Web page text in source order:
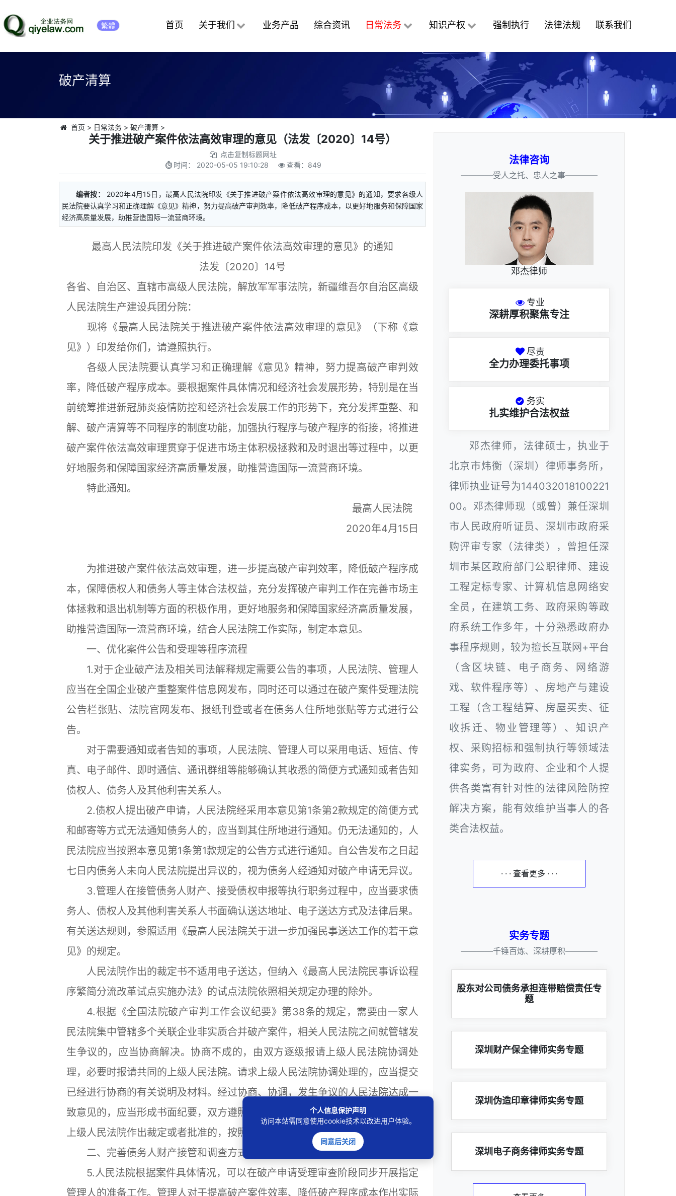
繁體 首页 关于我们 业务产品 综合资讯 日常法务 知识产权 强制执行 法律法规 联系我们
破产清算
首页 > 日常法务> 破产清算>
关于推进破产案件依法高效审理的意见（法发〔2020〕14号）
点击复制标题网址
时间： 2020-05-05 19:10:28 查看： 849
编者按：
2020年4月15日，最高人民法院印发《关于推进破产案件依法高效审理的意见》的通知，要求各级人
民法院要认真学习和正确理解《意见》精神，努力提高破产审判效率，降低破产程序成本，以更好地服务和保障国家
经济高质量发展，助推营造国际一流营商环境。
最高人民法院印发《关于推进破产案件依法高效审理的意见》的通知
法发〔2020〕14号
各省、自治区、直辖市高级人民法院，解放军军事法院，新疆维吾尔自治区高级
人民法院生产建设兵团分院：
现将《最高人民法院关于推进破产案件依法高效审理的意见》（下称《意
见》）印发给你们，请遵照执行。
各级人民法院要认真学习和正确理解《意见》精神，努力提高破产审判效
率，降低破产程序成本。要根据案件具体情况和经济社会发展形势，特别是在当
前统筹推进新冠肺炎疫情防控和经济社会发展工作的形势下，充分发挥重整、和
解、破产清算等不同程序的制度功能，加强执行程序与破产程序的衔接，将推进
破产案件依法高效审理贯穿于促进市场主体积极拯救和及时退出等过程中，以更
好地服务和保障国家经济高质量发展，助推营造国际一流营商环境。
特此通知。
最高人民法院
2020年4月15日
为推进破产案件依法高效审理，进一步提高破产审判效率，降低破产程序成
本，保障债权人和债务人等主体合法权益，充分发挥破产审判工作在完善市场主
体拯救和退出机制等方面的积极作用，更好地服务和保障国家经济高质量发展，
助推营造国际一流营商环境，结合人民法院工作实际，制定本意见。
一、优化案件公告和受理等程序流程
1.对于企业破产法及相关司法解释规定需要公告的事项，人民法院、管理人
应当在全国企业破产重整案件信息网发布，同时还可以通过在破产案件受理法院
公告栏张贴、法院官网发布、报纸刊登或者在债务人住所地张贴等方式进行公
告。
对于需要通知或者告知的事项，人民法院、管理人可以采用电话、短信、传
真、电子邮件、即时通信、通讯群组等能够确认其收悉的简便方式通知或者告知
债权人、债务人及其他利害关系人。
2.债权人提出破产申请，人民法院经采用本意见第1条第2款规定的简便方式
和邮寄等方式无法通知债务人的，应当到其住所地进行通知。仍无法通知的，人
民法院应当按照本意见第1条第1款规定的公告方式进行通知。自公告发布之日起
七日内债务人未向人民法院提出异议的，视为债务人经通知对破产申请无异议。
3.管理人在接管债务人财产、接受债权申报等执行职务过程中，应当要求债
务人、债权人及其他利害关系人书面确认送达地址、电子送达方式及法律后果。
有关送达规则，参照适用《最高人民法院关于进一步加强民事送达工作的若干意
见》的规定。
人民法院作出的裁定书不适用电子送达，但纳入《最高人民法院民事诉讼程
序繁简分流改革试点实施办法》的试点法院依照相关规定办理的除外。
4.根据《全国法院破产审判工作会议纪要》第38条的规定，需要由一家人
民法院集中管辖多个关联企业非实质合并破产案件，相关人民法院之间就管辖发
生争议的，应当协商解决。协商不成的，由双方逐级报请上级人民法院协调处
理，必要时报请共同的上级人民法院。请求上级人民法院协调处理的，应当提交
已经进行协商的有关说明及材料。经过协商、协调，发生争议的人民法院达成一
致意见的，应当形成书面纪要，双方遵照执行。其中有关事项依法需报请共同的
上级人民法院作出裁定或者批准的，按照有关规定办理。
二、完善债务人财产接管和调查方式
5.人民法院根据案件具体情况，可以在破产申请受理审查阶段同步开展指定
管理人的准备工作。管理人对于提高破产案件效率、降低破产程序成本作出实际
法律咨询
————受人之托、忠人之事————
邓杰律师
专业
深耕厚积聚焦专注
尽责
全力办理委托事项
务实
扎实维护合法权益
邓杰律师，法律硕士，执业于
北京市炜衡（深圳）律师事务所，
律师执业证号为144032018100221
00。邓杰律师现（或曾）兼任深圳
市人民政府听证员、深圳市政府采
购评审专家（法律类），曾担任深
圳市某区政府部门公职律师、建设
工程定标专家、计算机信息网络安
全员，在建筑工务、政府采购等政
府系统工作多年，十分熟悉政府办
事程序规则，较为擅长互联网+平台
（含区块链、电子商务、网络游
戏、软件程序等）、房地产与建设
工程（含工程结算、房屋买卖、征
收拆迁、物业管理等）、知识产
权、采购招标和强制执行等领域法
律实务，可为政府、企业和个人提
供各类富有针对性的法律风险防控
解决方案，能有效维护当事人的各
类合法权益。
· · · 查看更多 · · ·
实务专题
————千锤百炼、深耕厚积————
股东对公司债务承担连带赔偿责任专
题
深圳财产保全律师实务专题
深圳伪造印章律师实务专题
深圳电子商务律师实务专题
个人信息保护声明
访问本站需同意使用cookie技术以改进用户体验。
同意后关闭